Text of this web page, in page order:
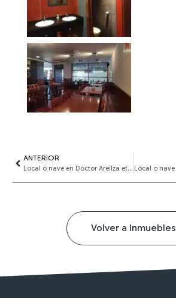
AntANTERIOR
Local o nave en Doctor Areilza etxaldea
Volver a Inmuebles